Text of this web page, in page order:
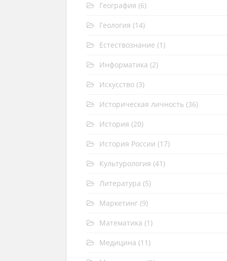
География (6)
Геология (14)
Естествознание (1)
Информатика (2)
Искусство (3)
Историческая личность (36)
История (20)
История России (17)
Культурология (41)
Литература (5)
Маркетинг (9)
Математика (1)
Медицина (11)